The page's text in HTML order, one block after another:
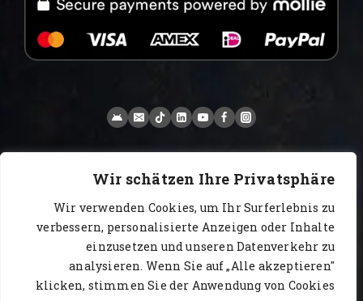
Wir schätzen Ihre Privatsphäre
Wir verwenden Cookies, um Ihr Surferlebnis zu
verbessern, personalisierte Anzeigen oder Inhalte
einzusetzen und unseren Datenverkehr zu
analysieren. Wenn Sie auf „Alle akzeptieren"
klicken, stimmen Sie der Anwendung von Cookies
www.AlbertoIT.com 2026 FoxKaffee Kaffeerösterei